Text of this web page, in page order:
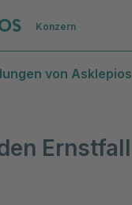
Zur Startseite
Konzern
von Asklepios
Ernstfall